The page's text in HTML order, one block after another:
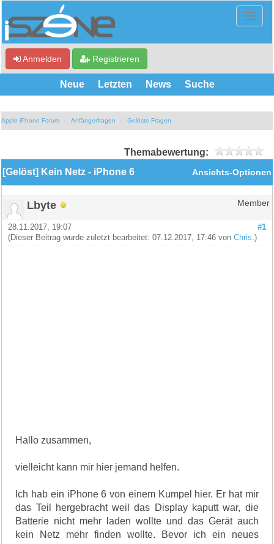
Anmelden Registrieren
Neue Letzten News Suche
Apple iPhone Forum Anfängerfragen Gelöste Fragen
Themabewertung:
Ansichts-Optionen
[Gelöst] Kein Netz - iPhone 6
Lbyte Member
#1
28.11.2017, 19:07
(Dieser Beitrag wurde zuletzt bearbeitet: 07.12.2017, 17:46 vonChris .)
Hallo zusammen,
vielleicht kann mir hier jemand helfen.
Ich hab ein iPhone 6 von einem Kumpel hier. Er hat mir
das Teil hergebracht weil das Display kaputt war, die
Batterie nicht mehr laden wollte und das Gerät auch
kein Netz mehr finden wollte. Bevor ich ein neues